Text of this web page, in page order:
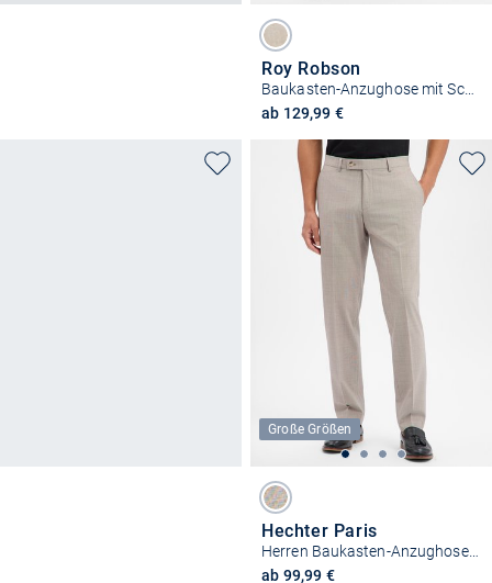
Roy Robson
Baukasten-Anzughose mit Schurwoll-Anteil
ab 129,99 €
Große Größen
Hechter Paris
Herren Baukasten-Anzughose mit Schurwoll-Anteil
ab 99,99 €